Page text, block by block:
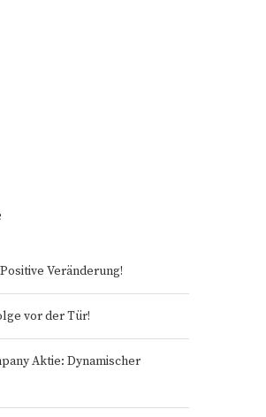
Veränderung!
vor der Tür!
Aktie: Dynamischer